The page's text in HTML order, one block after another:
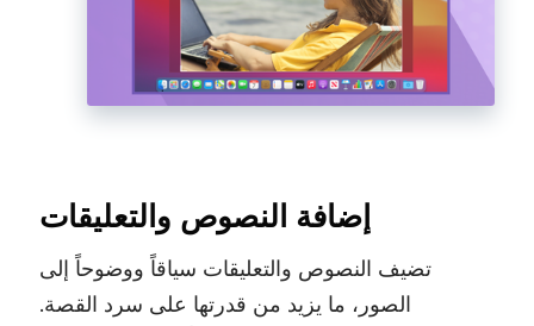
إضافة النصوص والتعليقات
تضيف النصوص والتعليقات سياقاً ووضوحاً إلى
الصور، ما يزيد من قدرتها على سرد القصة.